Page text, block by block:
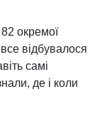
окремої
відбувалося
самі
де і коли